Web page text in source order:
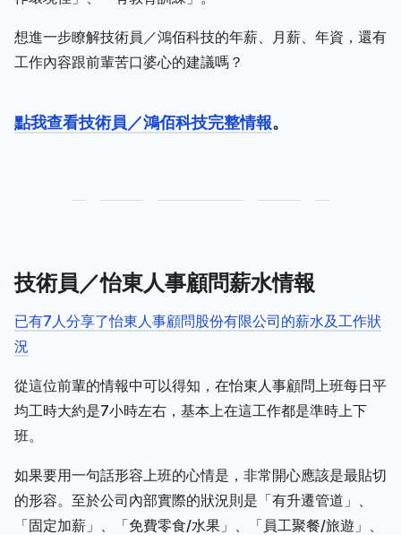
想進一步瞭解技術員／鴻佰科技的年薪、月薪、年資，還有
工作內容跟前輩苦口婆心的建議嗎？
點我查看技術員／鴻佰科技完整情報。
技術員／怡東人事顧問薪水情報
已有7人分享了怡東人事顧問股份有限公司的薪水及工作狀
況
從這位前輩的情報中可以得知，在怡東人事顧問上班每日平
均工時大約是7小時左右，基本上在這工作都是準時上下
班。
如果要用一句話形容上班的心情是，非常開心應該是最貼切
的形容。至於公司內部實際的狀況則是「有升遷管道」、
「固定加薪」、「免費零食/水果」、「員工聚餐/旅遊」、